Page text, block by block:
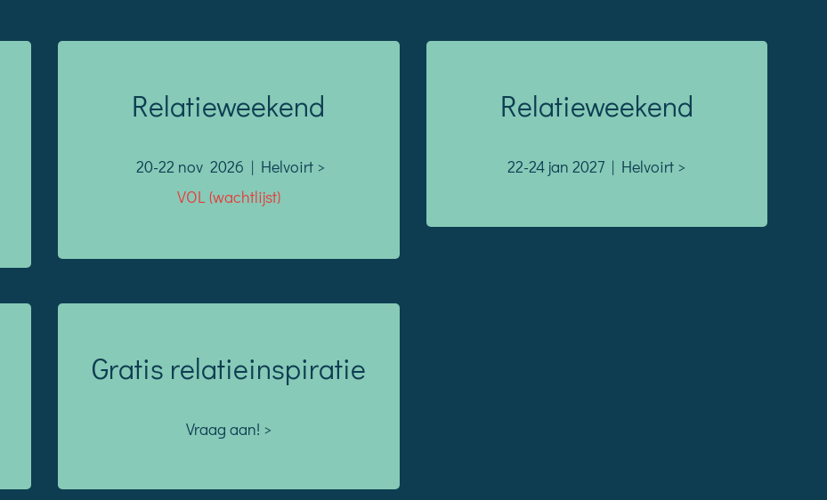
Relatieweekend
20-22 nov 2026 | Helvoirt >
VOL (wachtlijst)
Relatieweekend
22-24 jan 2027 | Helvoirt >
Gratis relatie­inspi­ratie
Vraag aan! >